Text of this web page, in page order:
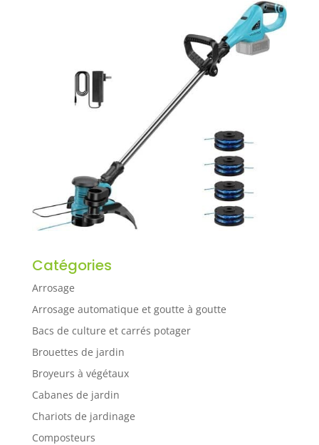
Catégories
Arrosage
Arrosage automatique et goutte à goutte
Bacs de culture et carrés potager
Brouettes de jardin
Broyeurs à végétaux
Cabanes de jardin
Chariots de jardinage
Composteurs